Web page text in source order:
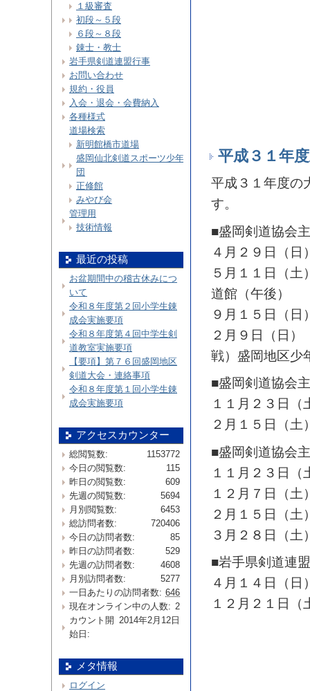
平成３１年
平成３１年度の
す。
■盛岡剣道協会
４月２９日（
５月１１日（
道館（午後）
９月１５日（
２月９日（日
戦）盛岡地区少
■盛岡剣道協会
１１月２３日
２月１５日（
■盛岡剣道協会
１１月２３日
１２月７日（
２月１５日（
３月２８日（
■岩手県剣道連
４月１４日（
１２月２１日
１級審査
初段～５段
６段～８段
錬士・教士
岩手県剣道連盟行事
お問い合わせ
規約・役員
入会・退会・会費納入
各種様式
道場検索
新明館橋市道場
盛岡仙北剣道スポーツ少年
団
正修館
みやび会
管理用
技術情報
最近の投稿
お盆期間中の稽古休みにつ
いて
令和８年度第２回小学生錬
成会実施要項
令和８年度第４回中学生剣
道教室実施要項
【要項】第７６回盛岡地区
剣道大会・連絡事項
令和８年度第１回小学生錬
成会実施要項
アクセスカウンター
1153772
総閲覧数:
115
今日の閲覧数:
609
昨日の閲覧数:
5694
先週の閲覧数:
6453
月別閲覧数:
720406
総訪問者数:
85
今日の訪問者数:
529
昨日の訪問者数:
4608
先週の訪問者数:
5277
月別訪問者数:
646
一日あたりの訪問者数:
2
現在オンライン中の人数:
2014年2月12日
カウント開
始日:
メタ情報
ログイン